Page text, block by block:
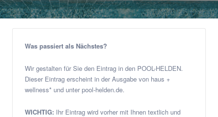
Was passiert als Nächstes?
Wir gestalten für Sie den Eintrag in den POOL-HELDEN.
Dieser Eintrag erscheint in der Ausgabe von haus +
wellness* und unter pool-helden.de.
WICHTIG: Ihr Eintrag wird vorher mit Ihnen textlich und